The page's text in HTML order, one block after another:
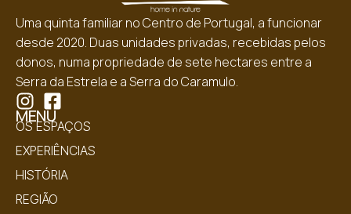
Uma quinta familiar no Centro de Portugal, a funcionar
desde 2020. Duas unidades privadas, recebidas pelos
donos, numa propriedade de sete hectares entre a
Serra da Estrela e a Serra do Caramulo.
MENU
OS ESPAÇOS
EXPERIÊNCIAS
HISTÓRIA
REGIÃO